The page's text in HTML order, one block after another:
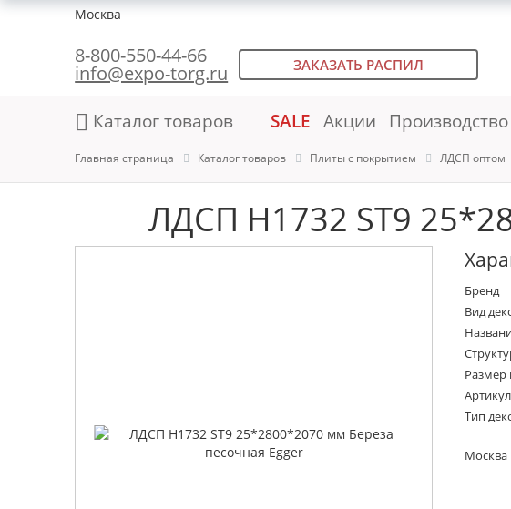
Москва
8-800-550-44-66
info@expo-torg.ru ЗАКАЗАТЬ РАСПИЛ
Каталог товаров SALE Акции Производство
Главная страница Каталог товаров Плиты с покрытием ЛДСП оптом
ЛДСП H1732 ST9
Бренд
Вид
Размер
Артикул
Тип
Москва